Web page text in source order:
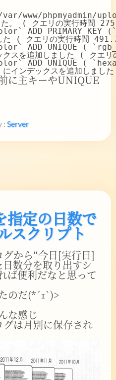
var/www/phpmyadmin/
ADD PRIMARY
ADD UNIQUE (
ADD UNIQUE (
に主キーやUNIQUE
: Server
定の日数で
スクリプト
から“今日[実行日]
数分を取り出すシ
ば便利だなと思って
のだ(*´ｪ`)>
な感じ
は月別に保存され